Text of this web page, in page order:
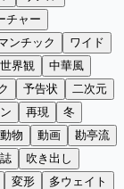
チャー
ンチック
ワイド
世界観
中華風
予告状
二次元
再現
冬
動物 動画
勘亭流
吹き出し
変形
多ウェイト